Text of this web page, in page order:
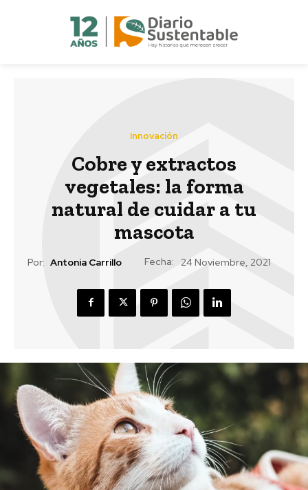
Innovación
Cobre y extractos
vegetales: la forma
natural de cuidar a tu
mascota
Por: Antonia Carrillo Fecha: 24 Noviembre, 2021